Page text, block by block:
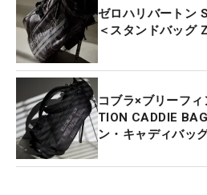
ゼロハリバートン
＜スタンドバッグ
コブラ×ブリーフ
TION CADDIE
ン・キャディバッ